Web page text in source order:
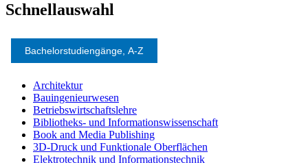
Schnellauswahl
Bachelorstudiengänge, A-Z
Architektur
Bauingenieurwesen
Betriebswirtschaftslehre
Bibliotheks- und Informationswissenschaft
Book and Media Publishing
3D-Druck und Funktionale Oberflächen
Elektrotechnik und Informationstechnik